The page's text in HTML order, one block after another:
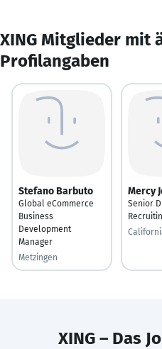
XING Mitglieder mit
Profilangaben
Stefano Barbuto
Global eCommerce
Business
Development
Manager
Metzingen
Mercy
Senior
XING – Das